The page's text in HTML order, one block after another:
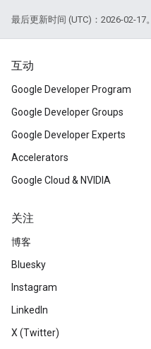
最后更新时间 (UTC)：2026-02-17。
互动
Google Developer Program
Google Developer Groups
Google Developer Experts
Accelerators
Google Cloud & NVIDIA
关注
博客
Bluesky
Instagram
LinkedIn
X (Twitter)